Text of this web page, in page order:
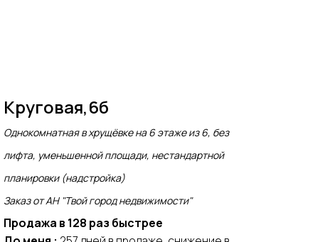
Круговая,6б
Однокомнатная в хрущёвке на 6 этаже из 6, без
лифта, уменьшенной площади, нестандартной
планировки (надстройка)
Заказ от АН "Твой город недвижимости"
Продажа в 128 раз быстрее